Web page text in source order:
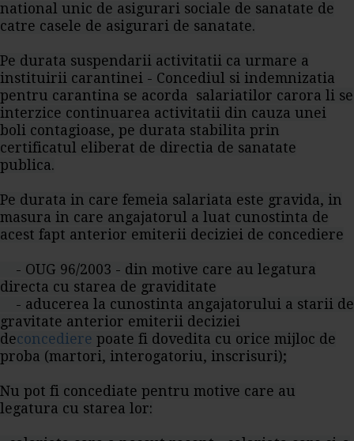
national unic de asigurari sociale de sanatate de
catre casele de asigurari de sanatate.
Pe durata suspendarii activitatii ca urmare a
instituirii carantinei - Concediul si indemnizatia
pentru carantina se acorda salariatilor carora li se
interzice continuarea activitatii din cauza unei
boli contagioase, pe durata stabilita prin
certificatul eliberat de directia de sanatate
publica.
Pe durata in care femeia salariata este gravida, in
masura in care angajatorul a luat cunostinta de
acest fapt anterior emiterii deciziei de concediere
- OUG 96/2003 - din motive care au legatura
directa cu starea de graviditate
- aducerea la cunostinta angajatorului a starii de
gravitate anterior emiterii deciziei
deconcediere poate fi dovedita cu orice mijloc de
proba (martori, interogatoriu, inscrisuri);
Nu pot fi concediate pentru motive care au
legatura cu starea lor: